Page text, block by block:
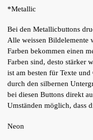
*Metallic
Bei den Metallicbuttons
Alle weissen Bildelemente
Farben bekommen einen
Farben sind, desto stärker
ist am besten für Texte
durch den silbernen
bei diesen Buttons direkt
Umständen möglich, dass
Neon